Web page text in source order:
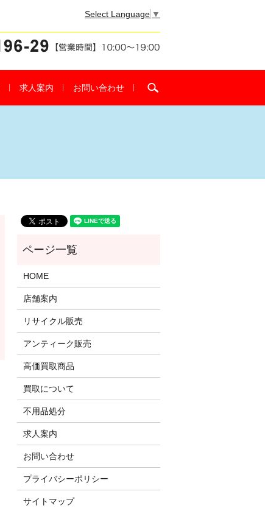
Select Language ▼
求人案内 お問い合わせ
HOME
店舗案内
リサイクル販売
アンティーク販売
高価買取商品
買取について
不用品処分
求人案内
お問い合わせ
プライバシーポリシー
サイトマップ